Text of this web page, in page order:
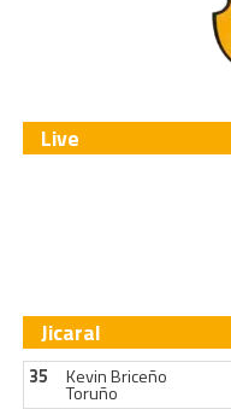
Live
Jicaral
35 Kevin Briceño
Toruño